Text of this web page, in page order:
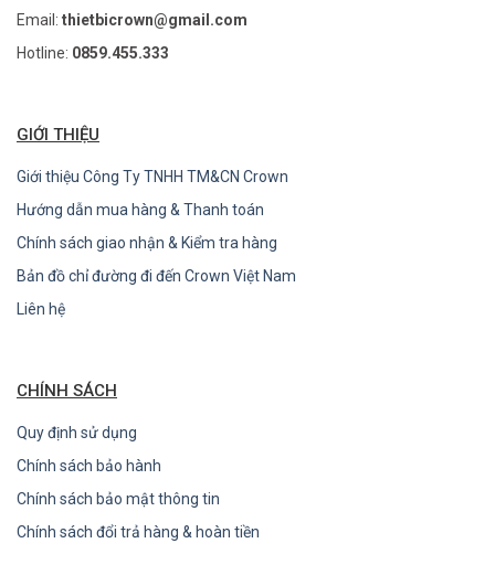
Email: thietbicrown@gmail.com
Hotline: 0859.455.333
GIỚI THIỆU
Giới thiệu Công Ty TNHH TM&CN Crown
Hướng dẫn mua hàng & Thanh toán
Chính sách giao nhận & Kiểm tra hàng
Bản đồ chỉ đường đi đến Crown Việt Nam
Liên hệ
CHÍNH SÁCH
Quy định sử dụng
Chính sách bảo hành
Chính sách bảo mật thông tin
Chính sách đổi trả hàng & hoàn tiền